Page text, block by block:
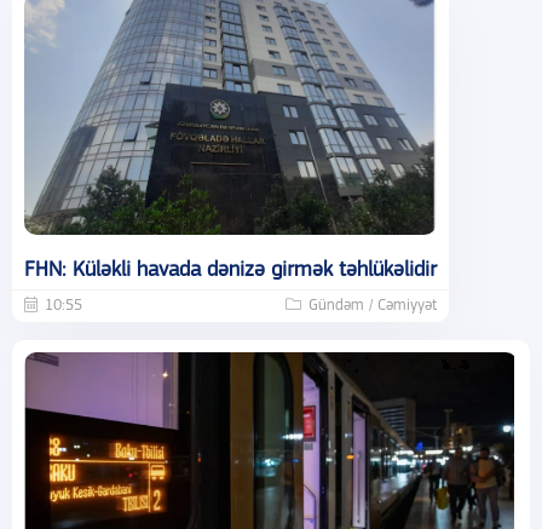
FHN: Küləkli havada dənizə girmək təhlükəlidir
10:55 Gündəm / Cəmiyyət